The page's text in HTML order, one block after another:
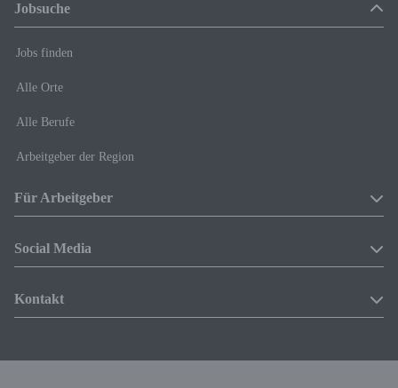
Jobsuche
Jobs finden
Alle Orte
Alle Berufe
Arbeitgeber der Region
Für Arbeitgeber
Produkte
Social Media
Facebook
Linkedin
Kontakt
Wir freuen uns auf Ihre Anfrage!